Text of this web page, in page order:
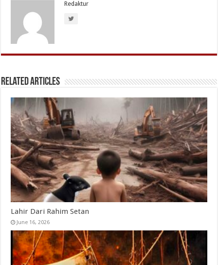
Redaktur
Related Articles
Lahir Dari Rahim Setan
June 16, 2026